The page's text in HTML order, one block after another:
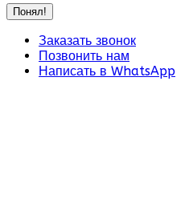
Понял!
Заказать звонок
Позвонить нам
Написать в WhatsApp